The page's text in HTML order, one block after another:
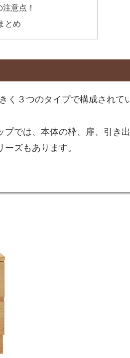
意点！
とめ
く３つのタイプで構成されて
プでは、本体の枠、扉、引き
ズもあります。